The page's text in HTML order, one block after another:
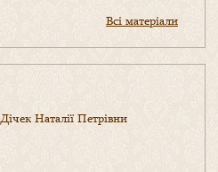
Всі матеріали
Наталії Петрівни